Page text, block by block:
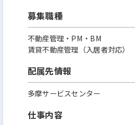
募集職種
不動産管理・PM・BM
賃貸不動産管理（入居者対応）
配属先情報
多摩サービスセンター
仕事内容